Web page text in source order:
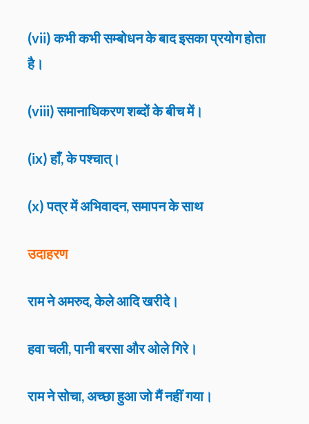
(vii) कभी कभी सम्बोधन के बाद इसका प्रयोग होता
है।
(viii) समानाधिकरण शब्दों के बीच में।
(ix) हाँ, के पश्चात्।
(x) पत्र में अभिवादन, समापन के साथ
उदाहरण
राम ने अमरुद, केले आदि खरीदे।
हवा चली, पानी बरसा और ओले गिरे।
राम ने सोचा, अच्छा हुआ जो मैं नहीं गया।